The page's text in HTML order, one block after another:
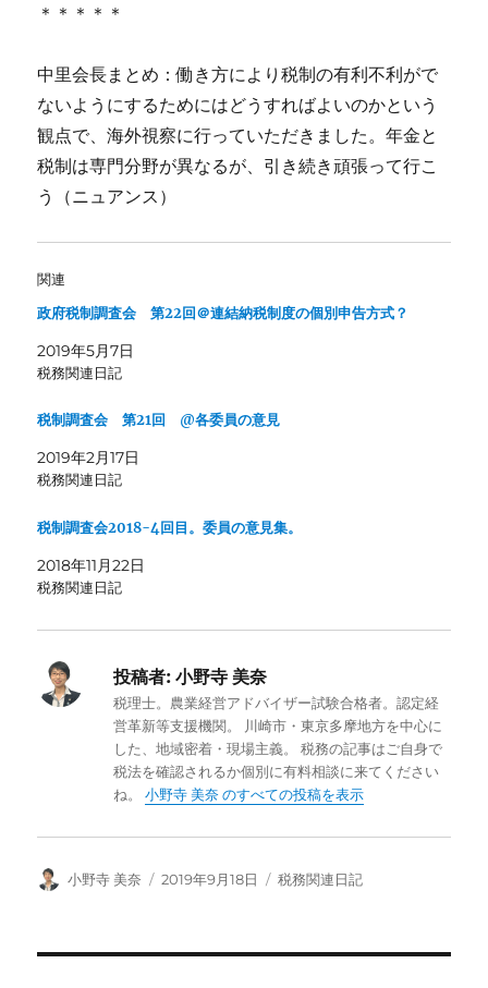
＊＊＊＊＊
中里会長まとめ：働き方により税制の有利不利がで
ないようにするためにはどうすればよいのかという
観点で、海外視察に行っていただきました。年金と
税制は専門分野が異なるが、引き続き頑張って行こ
う（ニュアンス）
関連
政府税制調査会 第22回＠連結納税制度の個別申告方式？
2019年5月7日
税務関連日記
税制調査会 第21回 @各委員の意見
2019年2月17日
税務関連日記
税制調査会2018-4回目。委員の意見集。
2018年11月22日
税務関連日記
投稿者: 小野寺 美奈
税理士。農業経営アドバイザー試験合格者。認定経
営革新等支援機関。 川崎市・東京多摩地方を中心に
した、地域密着・現場主義。 税務の記事はご自身で
税法を確認されるか個別に有料相談に来てください
ね。小野寺 美奈 のすべての投稿を表示
投
小野寺 美奈
投
2019年9月18日
カ
税務関連日記